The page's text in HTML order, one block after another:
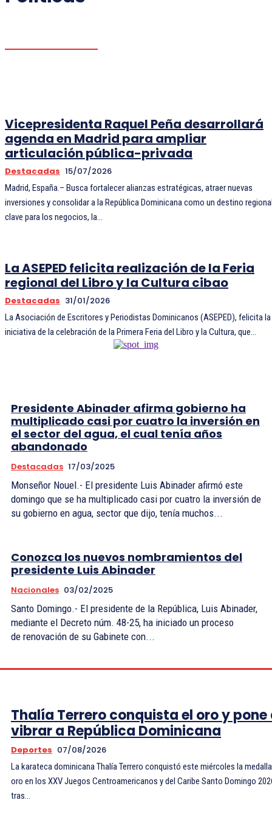
Vicepresidenta Raquel Peña desarrollará
agenda en Madrid para ampliar
articulación pública-privada
Destacadas 15/07/2026
Madrid, España.– Busca fortalecer alianzas estratégicas, atraer nuevas
inversiones y consolidar a la República Dominicana como un destino
clave para los negocios, la...
La ASEPED felicita realización de la Feria
regional del Libro y la Cultura cibao
Destacadas 31/01/2026
La Asociación de Escritores y Periodistas Dominicanos (ASEPED), felicita la
iniciativa de la celebración de la Primera Feria del Libro y la Cultura, que...
Presidente Abinader afirma gobierno ha
multiplicado casi por cuatro la inversión en
el sector del agua, el cual tenía años
abandonado
Destacadas 17/03/2025
Monseñor Nouel.- El presidente Luis Abinader afirmó este
domingo que se ha multiplicado casi por cuatro la inversión de
su gobierno en agua, sector que dijo, tenía muchos...
Conozca los nuevos nombramientos del
presidente Luis Abinader
Nacionales 03/02/2025
Santo Domingo.- El presidente de la República, Luis Abinader,
mediante el Decreto núm. 48-25, ha iniciado un proceso
de renovación de su Gabinete con...
Thalía Terrero conquista el oro y pone
vibrar a República Dominicana
Deportes 07/08/2026
La karateca dominicana Thalía Terrero conquistó este miércoles la
oro en los XXV Juegos Centroamericanos y del Caribe Santo Domingo
tras...